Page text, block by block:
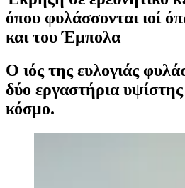
όπου φυλάσσονται ιοί
και του Έμπολα
Ο ιός της ευλογιάς
δύο εργαστήρια
κόσμο.